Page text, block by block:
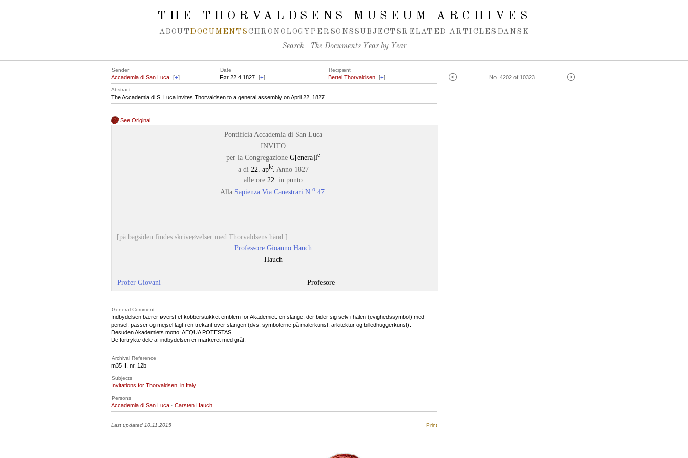
THE THORVALDSENS MUSEUM ARCHIVES
ABOUT DOCUMENTS CHRONOLOGY PERSONS SUBJECTS RELATED ARTICLES DANSK
Search The Documents Year by Year
No. 4202 of 10323
Sender Date Recipient
Accademia di San Luca [+] Før 22.4.1827 [+] Bertel Thorvaldsen [+]
Abstract
The Accademia di S. Luca invites Thorvaldsen to a general assembly on April 22, 1827.
See Original
Pontificia Accademia di San Luca
INVITO
per la Congregazione G[enera]le
a di 22. aple. Anno 1827
alle ore 22. in punto
Alla Sapienza Via Canestrari N. o47.
[på bagsiden findes skriveøvelser med Thorvaldsens hånd:]
Professore Gioanno Hauch
Hauch
Profer Giovani Profesore
General Comment
Indbydelsen bærer øverst et kobberstukket emblem for Akademiet: en slange, der bider sig selv i halen (evighedssymbol) med
pensel, passer og mejsel lagt i en trekant over slangen (dvs. symbolerne på malerkunst, arkitektur og billedhuggerkunst).
Desuden Akademiets motto: AEQUA POTESTAS.
De fortrykte dele af indbydelsen er markeret med gråt.
Archival Reference
m35 II, nr. 12b
Subjects
Invitations for Thorvaldsen, in Italy
Persons
Accademia di San Luca · Carsten Hauch
Last updated 10.11.2015 Print